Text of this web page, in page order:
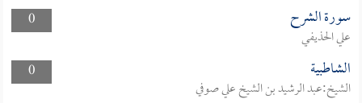
0
سورة الشرح
علي الحذيفي
0
الشاطبية
الشيخ:عبد الرشيد بن الشيخ علي صوفي